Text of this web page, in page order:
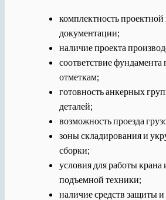
комплектность проектной
документации;
наличие проекта
соответствие
отметкам;
готовность анкерных
деталей;
возможность проезда
зоны складирования и
сборки;
условия для работы крана
подъемной техники;
наличие средств защиты и